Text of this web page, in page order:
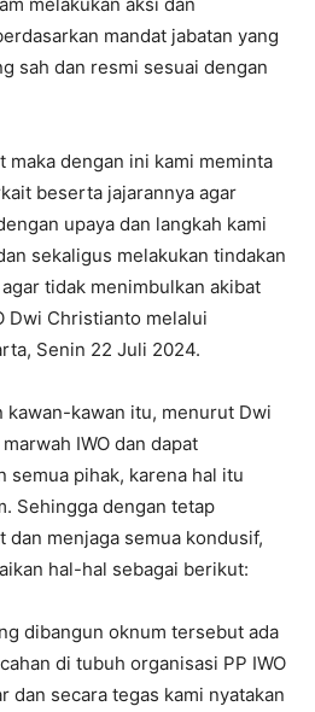
mandat jabatan yang
sah dan resmi sesuai dengan
maka dengan ini kami meminta
beserta jajarannya agar
upaya dan langkah kami
sekaligus melakukan tindakan
tidak menimbulkan akibat
Dwi Christianto melalui
Senin 22 Juli 2024.
kawan-kawan itu, menurut Dwi
IWO dan dapat
semua pihak, karena hal itu
Sehingga dengan tetap
dan menjaga semua kondusif,
hal-hal sebagai berikut:
dibangun oknum tersebut ada
di tubuh organisasi PP IWO
dan secara tegas kami nyatakan